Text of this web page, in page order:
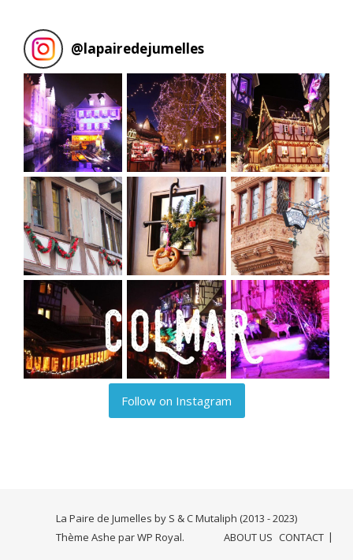
@lapairedejumelles
Follow on Instagram
La Paire de Jumelles by S & C Mutaliph (2013 - 2023)
ABOUT US CONTACT
Thème Ashe parWP Royal.